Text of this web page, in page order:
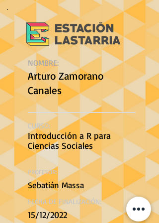
NOMBRE:
Arturo Zamorano
Canales
CURSO:
Introducción a R para
Ciencias Sociales
PROFESOR:
Sebatián Massa
FECHA DE FINALIZACIÓN:
15/12/2022